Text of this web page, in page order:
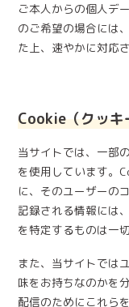
ご本人からの個人デ
のご希望の場合には
た上、速やかに対応
Cookie（クッキ
当サイトでは、一部
を使用しています。
に、そのユーザーの
記録される情報には
を特定するものは一
また、当サイトでは
味をお持ちなのかを
配信のためにこれら